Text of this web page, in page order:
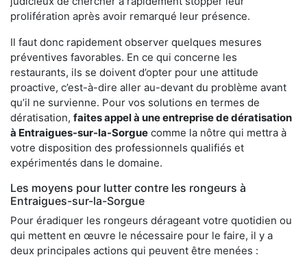
prolifération après avoir remarqué leur présence.
Il faut donc rapidement observer quelques mesures
préventives favorables. En ce qui concerne les
restaurants, ils se doivent d’opter pour une attitude
proactive, c’est-à-dire aller au-devant du problème avant
qu’il ne survienne. Pour vos solutions en termes de
dératisation, faites appel à une entreprise de dératisation
à Entraigues-sur-la-Sorgue comme la nôtre qui mettra à
votre disposition des professionnels qualifiés et
expérimentés dans le domaine.
Les moyens pour lutter contre les rongeurs à
Entraigues-sur-la-Sorgue
Pour éradiquer les rongeurs dérageant votre quotidien ou
qui mettent en œuvre le nécessaire pour le faire, il y a
deux principales actions qui peuvent être menées :